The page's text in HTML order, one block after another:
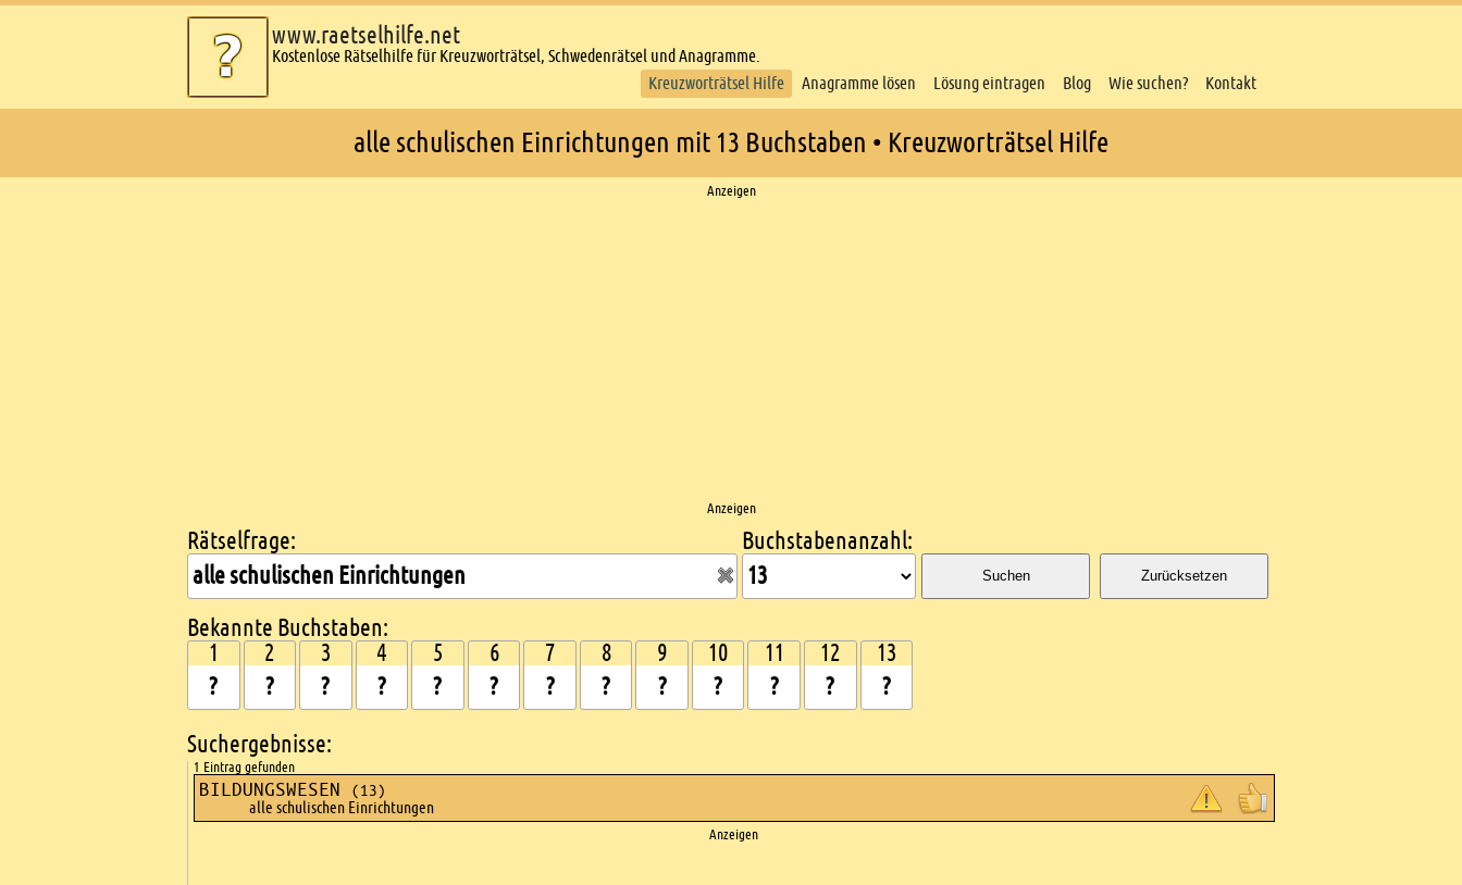
www.raetselhilfe.net
Kostenlose Rätselhilfe für Kreuzworträtsel, Schwedenrätsel und Anagramme.
Kreuzworträtsel Hilfe
Anagramme lösen Lösung eintragen Blog Wie suchen? Kontakt
alle schulischen Einrichtungen mit 13 Buchstaben • Kreuzworträtsel Hilfe
Anzeigen
Anzeigen
Kreuzworträtsel suchen
Rätselfrage: Buchstabenanzahl:
Suchen Zurücksetzen
Bekannte Buchstaben:
1 2 3 4 5 6 7 8 9 10 11 12 13
Suchergebnisse:
1 Eintrag gefunden
BILDUNGSWESEN (13)
alle schulischen Einrichtungen
Anzeigen